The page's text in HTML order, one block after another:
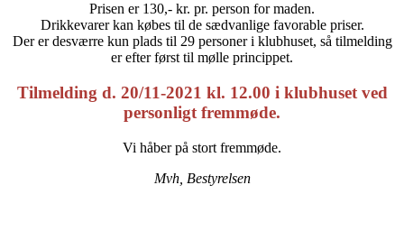
Prisen er 130,- kr. pr. person for maden.
Drikkevarer kan købes til de sædvanlige favorable priser.
Der er desværre kun plads til 29 personer i klubhuset, så tilmelding
er efter først til mølle princippet.
Tilmelding d. 20/11-2021 kl. 12.00 i klubhuset ved
personligt fremmøde.
Vi håber på stort fremmøde.
Mvh, Bestyrelsen